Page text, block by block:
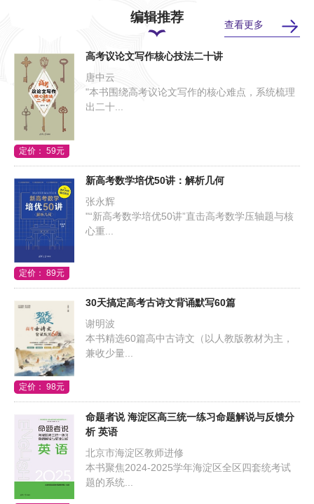
编辑推荐 查看更多
定价： 59元
高考议论文写作核心技法二十讲
唐中云
"本书围绕高考议论文写作的核心难点，系统梳理
出二十...
定价： 89元
新高考数学培优50讲：解析几何
张永辉
"“新高考数学培优50讲”直击高考数学压轴题与核
心重...
定价： 98元
30天搞定高考古诗文背诵默写60篇
谢明波
本书精选60篇高中古诗文（以人教版教材为主，
兼收少量...
命题者说 海淀区高三统一练习命题解说与反馈分
析 英语
北京市海淀区教师进修
本书聚焦2024-2025学年海淀区全区四套统考试
题的系统...